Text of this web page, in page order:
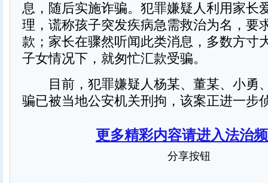
息，随后实施诈骗。犯罪嫌疑人利用家长
理，谎称孩子突发疾病急需救治为名，要
款；家长在骤然听闻此类消息，多数方寸
子女情况下，就匆忙汇款受骗。
目前，犯罪嫌疑人杨某、董某、小勇
骗已被当地公安机关刑拘，该案正进一步
更多精彩内容请进入法治
分享按钮